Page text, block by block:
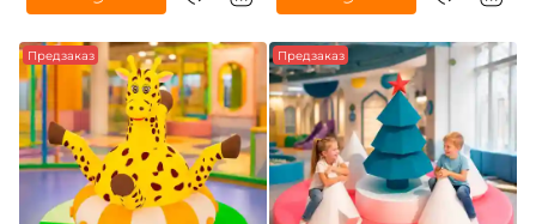
-5% Предзаказ Предзаказ